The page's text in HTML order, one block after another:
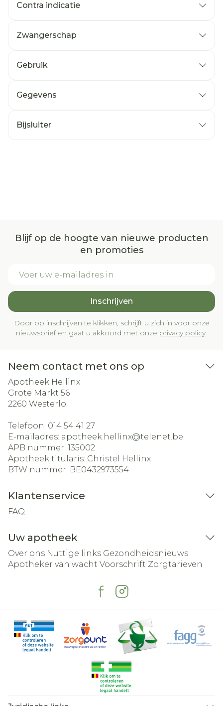
Contra indicatie
Zwangerschap
Gebruik
Gegevens
Bijsluiter
Blijf op de hoogte van nieuwe producten
en promoties
Inschrijven
Door op inschrijven te klikken, schrijft u zich in voor onze
nieuwsbrief en gaat u akkoord met onze privacy policy.
Neem contact met ons op
Apotheek Hellinx
Grote Markt 56
2260 Westerlo
Telefoon: 014 54 41 27
E-mailadres: apotheek.hellinx@telenet.be
APB nummer: 135002
Apotheek titularis: Christel Hellinx
BTW nummer: BE0432973554
Klantenservice
FAQ
Uw apotheek
Over ons Nuttige links Gezondheidsnieuws
Apotheker van wacht Voorschrift Zorgtarieven